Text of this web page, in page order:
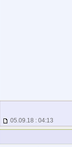
05.09.18 : 04:13